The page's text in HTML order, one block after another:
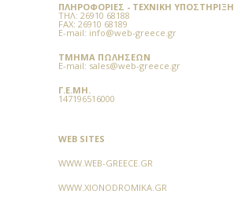
ΠΛΗΡΟΦΟΡΊΕΣ - ΤΕΧΝΙΚΉ ΥΠΟΣΤΉΡΙΞΗ
TΗΛ: 26910 68188
FAX: 26910 68189
E-mail: info@web-greece.gr
ΤΜΉΜΑ ΠΩΛΉΣΕΩΝ
E-mail: sales@web-greece.gr
Γ.Ε.ΜΗ.
147196516000
WEB SITES
WWW.WEB-GREECE.GR
WWW.XIONODROMIKA.GR